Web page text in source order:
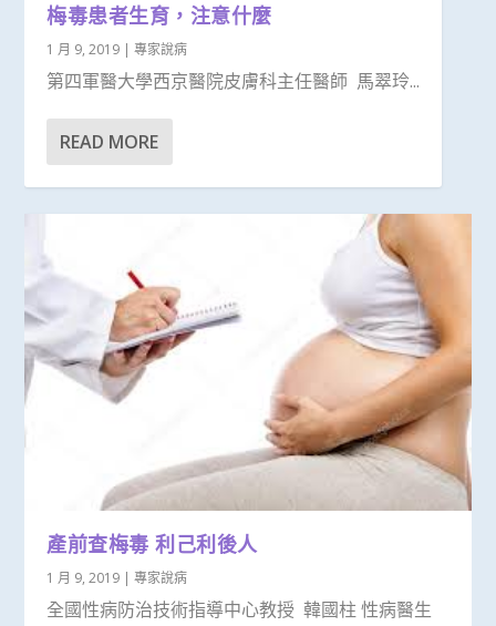
梅毒患者生育，注意什麼
1 月 9, 2019 |專家說病
第四軍醫大學西京醫院皮膚科主任醫師 馬翠玲...
READ MORE
產前查梅毒 利己利後人
1 月 9, 2019 |專家說病
全國性病防治技術指導中心教授 韓國柱 性病醫生